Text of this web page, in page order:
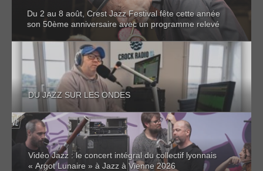
DU JAZZ SUR LES ONDES
Vidéo Jazz : le concert intégral du collectif lyonnais
« Argot Lunaire » à Jazz à Vienne 2026